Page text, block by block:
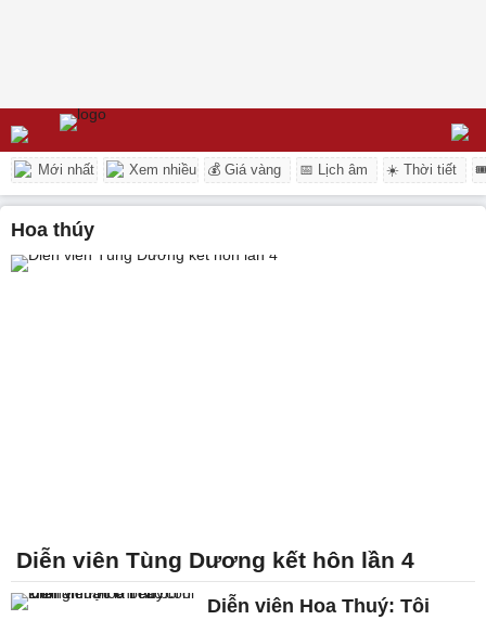
Mới nhất Xem nhiều 💰 Giá vàng 📅 Lịch âm ☀️ Thời tiết
Hoa thúy
Diễn viên Tùng Dương kết hôn lần 4
Diễn viên Hoa Thuý: Tôi